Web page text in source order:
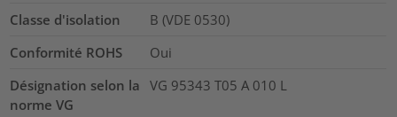
Classe d'isolation
B (VDE 0530)
Conformité ROHS
Oui
Désignation selon la
norme VG
VG 95343 T05 A 010 L